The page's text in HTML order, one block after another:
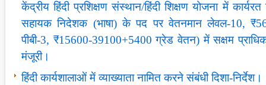
केंद्रीय हिंदी प्रशिक्षण संस्थान/हिंदी शिक्षण योजना में कार्यरत
सहायक निदेशक (भाषा) के पद पर वेतनमान लेवल-10,
पीबी-3, ₹15600-39100+5400 ग्रेड वेतन) में सक्षम
मंजूरी।
हिंदी कार्यशालाओं में व्याख्याता नामित करने संबंधी दिशा-निर्देश।